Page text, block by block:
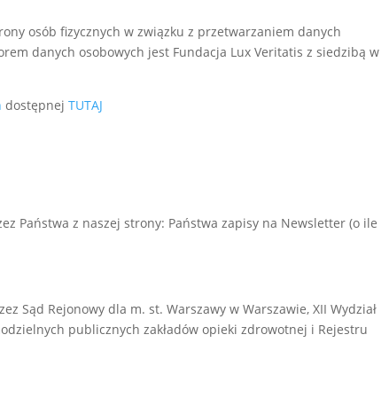
osób fizycznych w związku z przetwarzaniem danych
danych osobowych jest Fundacja Lux Veritatis z siedzibą w
dostępnej TUTAJ
Państwa z naszej strony: Państwa zapisy na Newsletter (o ile
Sąd Rejonowy dla m. st. Warszawy w Warszawie, XII Wydział
publicznych zakładów opieki zdrowotnej i Rejestru